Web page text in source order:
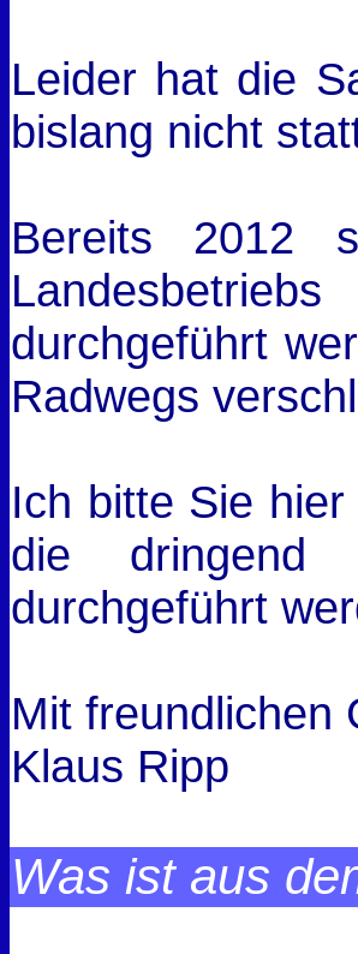
Leider hat die
bislang nicht
Bereits 2012
durchgeführt
Radwegs
Ich bitte Sie
die dringend
durchgeführt
Mit freundlichen
Klaus Ripp
Was ist aus